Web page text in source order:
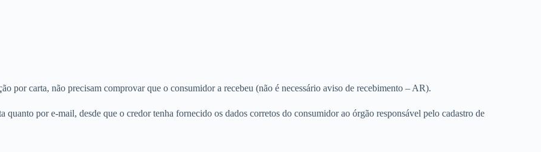
por carta, não precisam comprovar que o consumidor a recebeu (não é necessário aviso de recebimento – AR).
por e-mail, desde que o credor tenha fornecido os dados corretos do consumidor ao órgão responsável pelo cadastro de